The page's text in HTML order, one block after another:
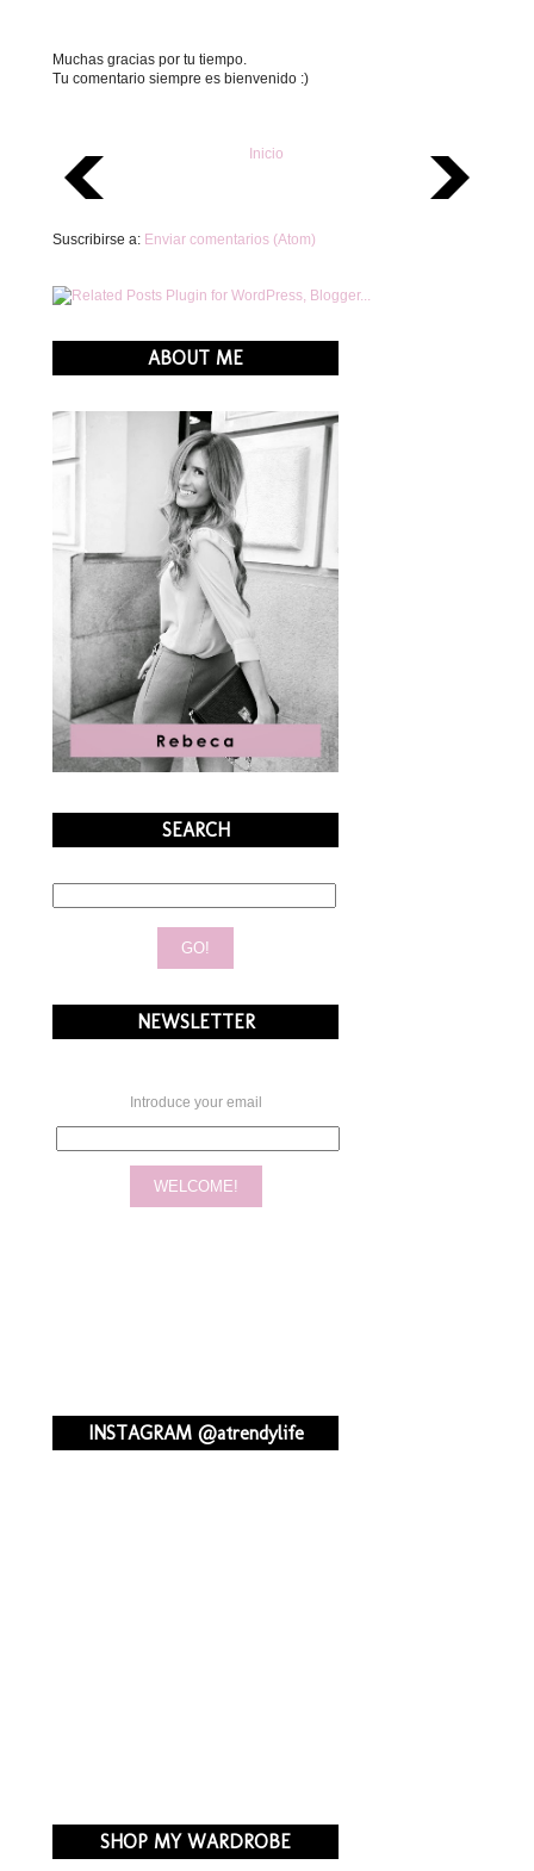
Muchas gracias por tu tiempo.
Tu comentario siempre es bienvenido :)
Inicio
Suscribirse a: Enviar comentarios (Atom)
ABOUT ME
SEARCH
NEWSLETTER
Introduce your email
INSTAGRAM @atrendylife
SHOP MY WARDROBE